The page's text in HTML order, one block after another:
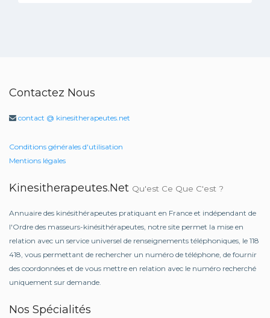
Contactez Nous
contact @ kinesitherapeutes.net
Conditions générales d'utilisation
Mentions légales
Kinesitherapeutes.net Qu'est Ce Que C'est ?
Annuaire des kinésithérapeutes pratiquant en France et indépendant de
l'Ordre des masseurs-kinésithérapeutes, notre site permet la mise en
relation avec un service universel de renseignements téléphoniques, le 118
418, vous permettant de rechercher un numéro de téléphone, de fournir
des coordonnées et de vous mettre en relation avec le numéro recherché
uniquement sur demande.
Nos Spécialités